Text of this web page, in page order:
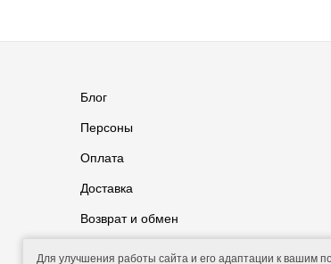
Блог
Персоны
Оплата
Доставка
Возврат и обмен
Для улучшения работы сайта и его адаптации к вашим